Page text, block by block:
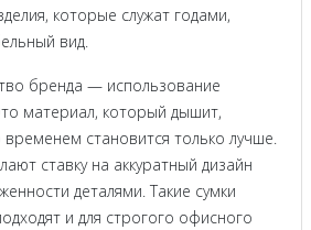
которые служат годами,
вид.
бренда — использование
материал, который дышит,
становится только лучше.
ставку на аккуратный дизайн
деталями. Такие сумки
и для строгого офисного